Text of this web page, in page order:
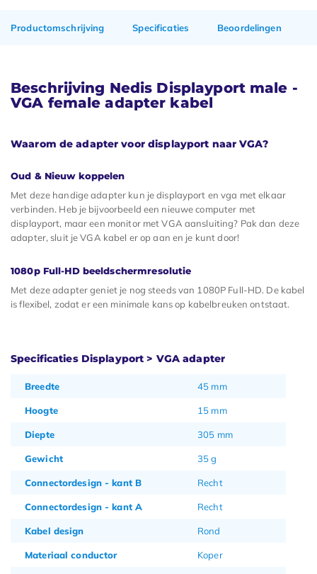
Productomschrijving Specificaties Beoordelingen
Beschrijving Nedis Displayport male -
VGA female adapter kabel
Waarom de adapter voor displayport naar VGA?
Oud & Nieuw koppelen
Met deze handige adapter kun je displayport en vga met elkaar
verbinden. Heb je bijvoorbeeld een nieuwe computer met
displayport, maar een monitor met VGA aansluiting? Pak dan deze
adapter, sluit je VGA kabel er op aan en je kunt door!
1080p Full-HD beeldschermresolutie
Met deze adapter geniet je nog steeds van 1080P Full-HD. De kabel
is flexibel, zodat er een minimale kans op kabelbreuken ontstaat.
Specificaties Displayport > VGA adapter
Breedte 45 mm
Hoogte 15 mm
Diepte 305 mm
Gewicht 35 g
Connectordesign - kant B Recht
Connectordesign - kant A Recht
Kabel design Rond
Materiaal conductor Koper